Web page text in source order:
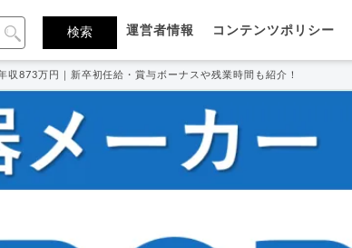
運営者情報 コンテンツポリシー
収873万円｜新卒初任給・賞与ボーナスや残業時間も紹介！